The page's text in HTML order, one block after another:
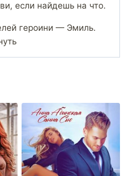
если найдешь на что.
героини — Эмиль.